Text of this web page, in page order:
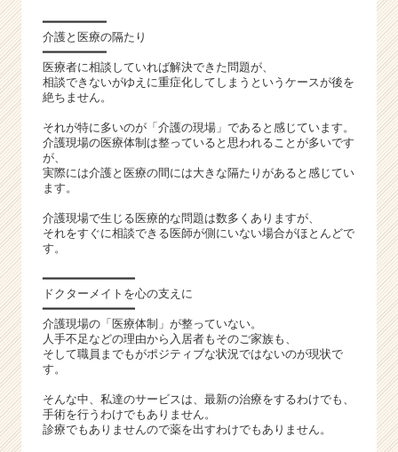
h
e
C
r
e
r）
━━━━━━━━━
介護と医療の隔たり
━━━━━━━━━
医療者に相談していれば解決できた問題が、
相談できないがゆえに重症化してしまうというケースが後を
絶ちません。
それが特に多いのが「介護の現場」であると感じています。
介護現場の医療体制は整っていると思われることが多いです
が、
実際には介護と医療の間には大きな隔たりがあると感じてい
ます。
介護現場で生じる医療的な問題は数多くありますが、
それをすぐに相談できる医師が側にいない場合がほとんどで
す。
━━━━━━━━━━━━━
ドクターメイトを心の支えに
━━━━━━━━━━━━━
介護現場の「医療体制」が整っていない。
人手不足などの理由から入居者もそのご家族も、
そして職員までもがポジティブな状況ではないのが現状で
す。
そんな中、私達のサービスは、最新の治療をするわけでも、
手術を行うわけでもありません。
診療でもありませんので薬を出すわけでもありません。